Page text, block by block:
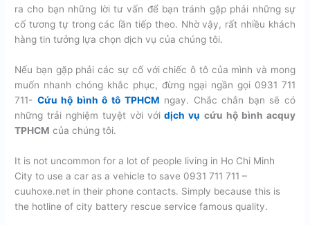
ra cho bạn những lời tư vấn để bạn tránh gặp phải những sự
cố tương tự trong các lần tiếp theo. Nhờ vậy, rất nhiều khách
hàng tin tưởng lựa chọn dịch vụ của chúng tôi.
Nếu bạn gặp phải các sự cố với chiếc ô tô của mình và mong
muốn nhanh chóng khắc phục, đừng ngại ngần gọi 0931 711
711- Cứu hộ bình ô tô TPHCM ngay. Chắc chắn bạn sẽ có
những trải nghiệm tuyệt vời vớidịch vụ cứu hộ bình acquy
TPHCM của chúng tôi.
It is not uncommon for a lot of people living in Ho Chi Minh
City to use a car as a vehicle to save 0931 711 711 –
cuuhoxe.net in their phone contacts. Simply because this is
the hotline of city battery rescue service famous quality.